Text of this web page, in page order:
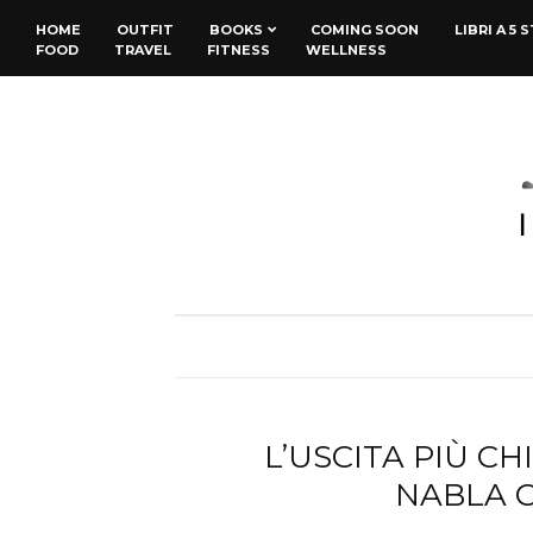
HOME OUTFIT BOOKS COMING SOON
LIBRI A 5
FOOD
TRAVEL FITNESS WELLNESS
L’USCITA PIÙ
NABLA